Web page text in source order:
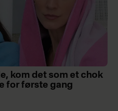
kom det som et chok
for første gang